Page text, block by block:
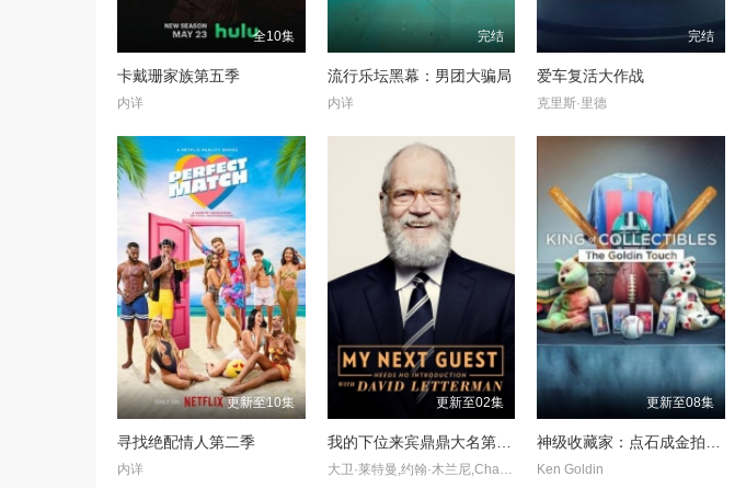
全10集
卡戴珊家族第五季
内详
完结
流行乐坛黑幕：男团大骗局
内详
完结
爱车复活大作战
克里斯·里德
更新至10集
寻找绝配情人第二季
内详
更新至02集
我的下位来宾鼎鼎大名第五季
大卫·莱特曼,约翰·木兰尼,Charles Mulaney
更新至08集
Ken Goldin